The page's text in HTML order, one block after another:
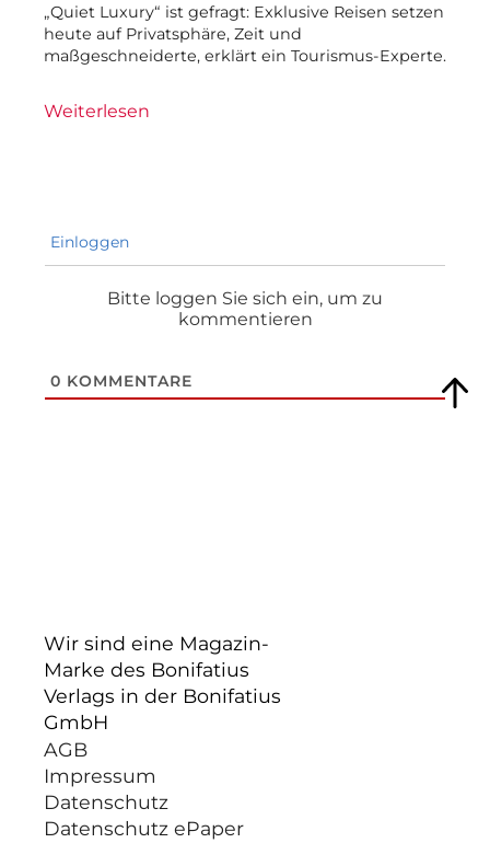
„Quiet Luxury“ ist gefragt: Exklusive Reisen setzen
heute auf Privatsphäre, Zeit und
maßgeschneiderte, erklärt ein Tourismus-Experte.
Weiterlesen
Einloggen
Bitte loggen Sie sich ein, um zu
kommentieren
0 KOMMENTARE
Wir sind eine Magazin-
Marke des Bonifatius
Verlags in der Bonifatius
GmbH
AGB
Impressum
Datenschutz
Datenschutz ePaper